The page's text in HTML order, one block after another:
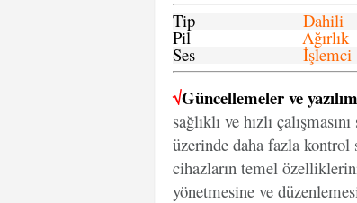
Tip Dahili
Pil Ağırlık
Ses İşlemci
√Güncellemeler ve
sağlıklı ve hızlı
üzerinde daha fazla
cihazların temel
yönetmesine ve